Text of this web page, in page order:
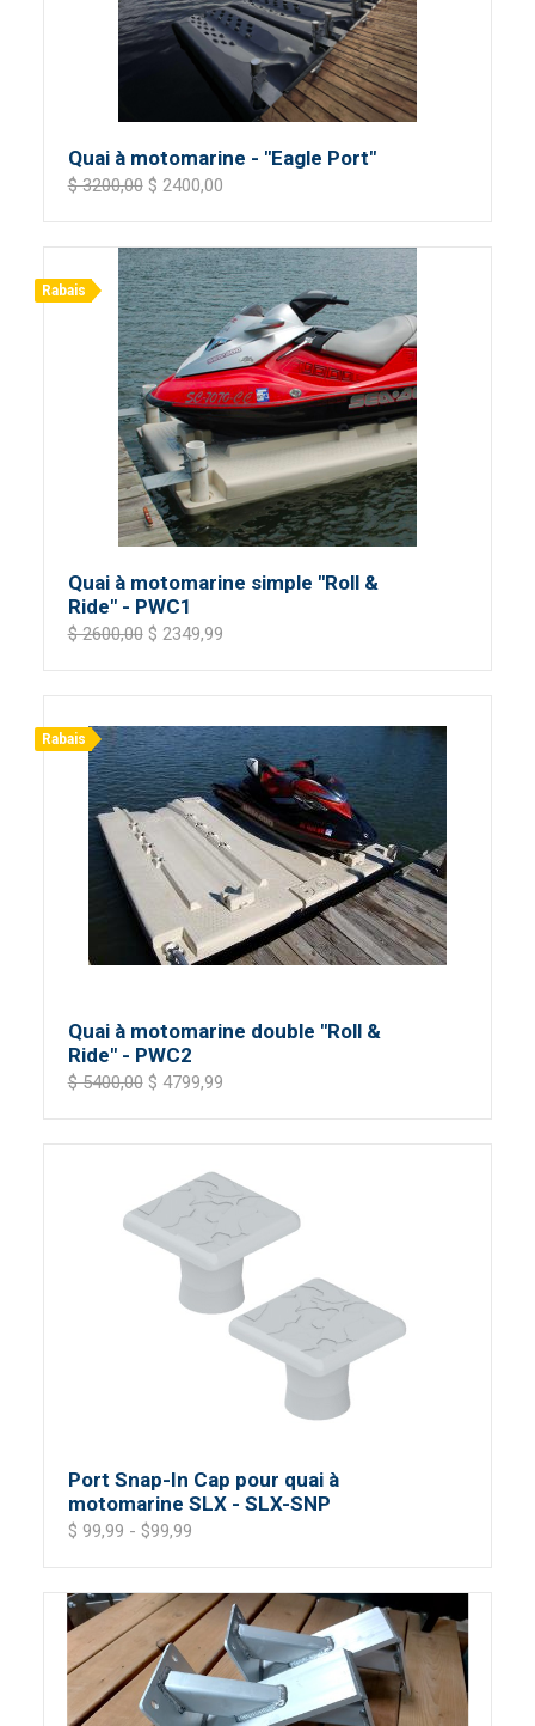
Quai à motomarine - "Eagle Port"
$ 3200,00$ 2400,00
Rabais
Quai à motomarine simple "Roll &
Ride" - PWC1
$ 2600,00$ 2349,99
Rabais
Quai à motomarine double "Roll &
Ride" - PWC2
$ 5400,00$ 4799,99
Port Snap-In Cap pour quai à
motomarine SLX - SLX-SNP
$ 99,99 - $99,99